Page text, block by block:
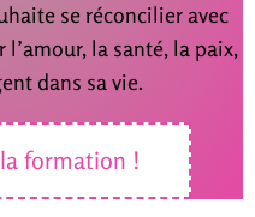
se réconcilier avec
la santé, la paix,
dans sa vie.
formation !